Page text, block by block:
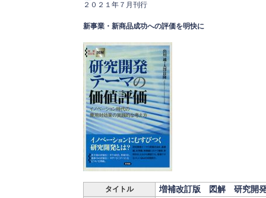
２０２１年７月刊行
新事業・新商品成功への評価を明快に
タイトル 増補改訂版 図解 研究開発